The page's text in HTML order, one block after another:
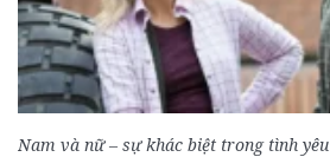
Nam và nữ – sự khác biệt trong tình yêu